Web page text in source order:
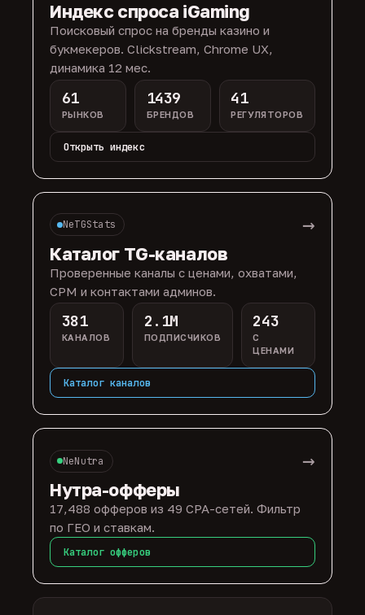
Индекс спроса iGaming
Поисковый спрос на бренды казино и
букмекеров. Clickstream, Chrome UX,
динамика 12 мес.
61
РЫНКОВ
1439
БРЕНДОВ
41
РЕГУЛЯТОРОВ
Открыть индекс
NeTGStats →
Каталог TG-каналов
Проверенные каналы с ценами, охватами,
CPM и контактами админов.
381
КАНАЛОВ
2.1M
ПОДПИСЧИКОВ
243
С
ЦЕНАМИ
Каталог каналов
NeNutra →
Нутра-офферы
17,488 офферов из 49 CPA-сетей. Фильтр
по ГЕО и ставкам.
Каталог офферов